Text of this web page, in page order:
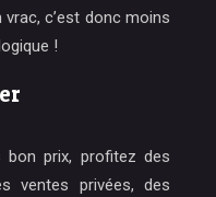
c’est donc moins
!
prix, profitez des
ventes privées, des